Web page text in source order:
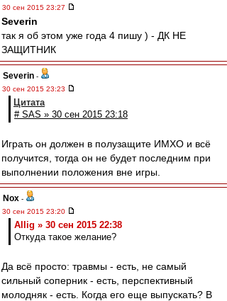
30 сен 2015 23:27
Severin
так я об этом уже года 4 пишу ) - ДК НЕ
ЗАЩИТНИК
Severin -
30 сен 2015 23:23
Цитата
# SAS » 30 сен 2015 23:18
Играть он должен в полузащите ИМХО и всё
получится, тогда он не будет последним при
выполнении положения вне игры.
Nox -
30 сен 2015 23:20
Allig » 30 сен 2015 22:38
Откуда такое желание?
Да всё просто: травмы - есть, не самый
сильный соперник - есть, перспективный
молодняк - есть. Когда его еще выпускать? В